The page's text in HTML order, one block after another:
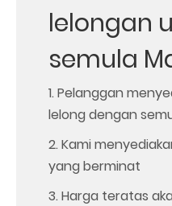
lelongan
semula
1. Pelanggan
lelong dengan
2. Kami
yang berminat
3. Harga teratas